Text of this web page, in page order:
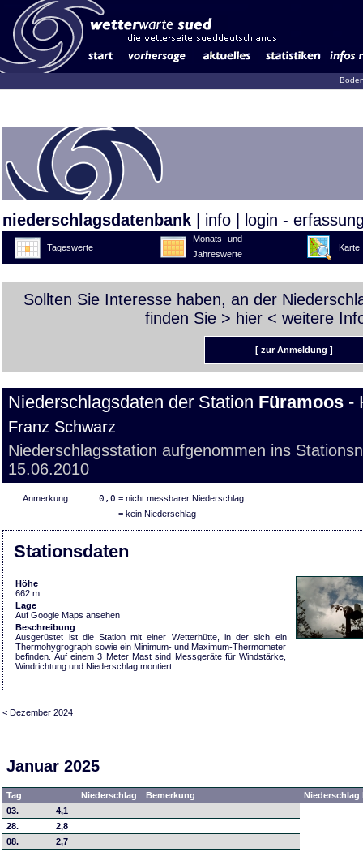
niederschlagsdatenbank info login -
Tageswerte
Monats- und
Jahreswerte
Karte
Sollten Sie Interesse haben, an der
finden Sie > hier < weitere
[ zur Anmeldung ]
Niederschlagsdaten der Station Füramoos -
Franz Schwarz
Niederschlagsstation aufgenommen ins
15.06.2010
Anmerkung: 0,0 = nicht messbarer Niederschlag
- = kein Niederschlag
Stationsdaten
Höhe
662 m
Lage
Auf Google Maps ansehen
Beschreibung
Ausgerüstet ist die Station mit einer Wetterhütte, in der sich ein
Thermohygrograph sowie ein Minimum- und Maximum-Thermometer
befinden. Auf einem 3 Meter Mast sind Messgeräte für Windstärke,
Windrichtung und Niederschlag montiert.
< Dezember 2024
Januar 2025
Tag Niederschlag Bemerkung
03.
4,1
28.
2,8
08.
2,7